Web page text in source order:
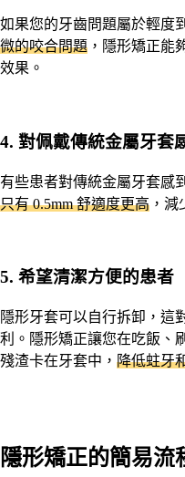
如果您的牙齒問題屬於輕度
微的咬合問題 ，隱形矯正能
效果。
4. 對佩戴傳統金屬牙套
有些患者對傳統金屬牙套感
只有 0.5mm 舒適度更高 ，
5. 希望清潔方便的患者
隱形牙套可以自行拆卸，這
利。隱形矯正讓您在吃飯、
殘渣卡在牙套中， 降低蛀牙
隱形矯正的簡易流